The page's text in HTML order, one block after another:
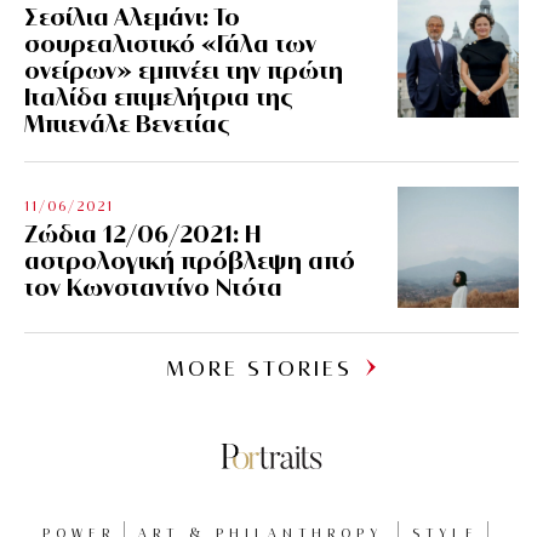
Σεσίλια Αλεμάνι: Το
σουρεαλιστικό «Γάλα των
ονείρων» εμπνέει την πρώτη
Ιταλίδα επιμελήτρια της
Μπιενάλε Βενετίας
11/06/2021
Ζώδια 12/06/2021: Η
αστρολογική πρόβλεψη από
τον Κωνσταντίνο Ντότα
MORE STORIES
POWER ART & PHILANTHROPY STYLE